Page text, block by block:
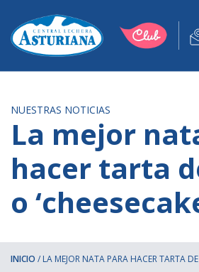
NUESTRAS NOTICIAS
La mejor
hacer tarta
o
INICIO / LA MEJOR NATA PARA HACER TARTA DE